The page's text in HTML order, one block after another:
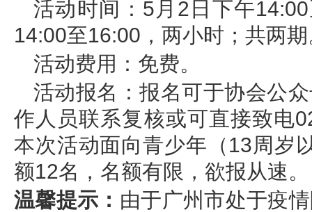
活动时间：5月2日下午
14:00至16:00，两小时；共两
活动费用：免费。
活动报名：报名可于协会公
作人员联系复核或可直接致电
本次活动面向青少年（13周岁
额12名，名额有限，欲报从速。
温馨提示： 由于广州市处于疫